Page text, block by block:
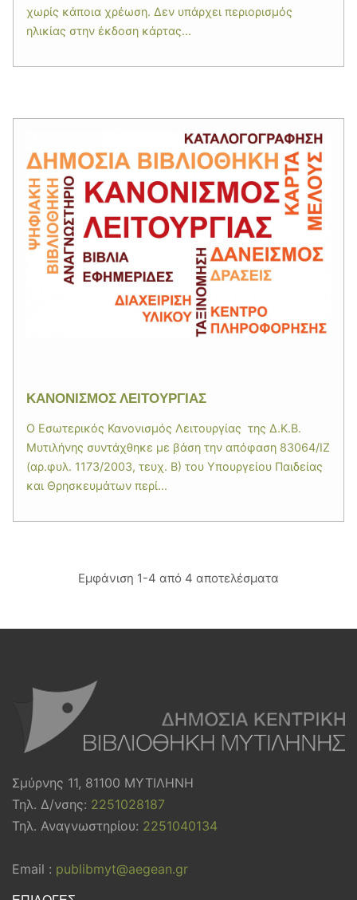
χωρίς κάποια χρέωση. Δεν υπάρχει περιορισμός
ηλικίας στην έκδοση κάρτας...
ΚΑΝΟΝΙΣΜΟΣ ΛΕΙΤΟΥΡΓΙΑΣ
Ο Εσωτερικός Κανονισμός Λειτουργίας της Δ.Κ.Β.
Μυτιλήνης συντάχθηκε με βάση την απόφαση 83064/ΙΖ
(αρ.φυλ. 1173/2003, τευχ. Β) του Υπουργείου Παιδείας
και Θρησκευμάτων περί...
Εμφάνιση 1-4 από 4 αποτελέσματα
Σμύρνης 11, 81100 ΜΥΤΙΛΗΝΗ
Τηλ. Δ/νσης: 2251028187
Τηλ. Αναγνωστηρίου: 2251040134
Email : publibmyt@aegean.gr